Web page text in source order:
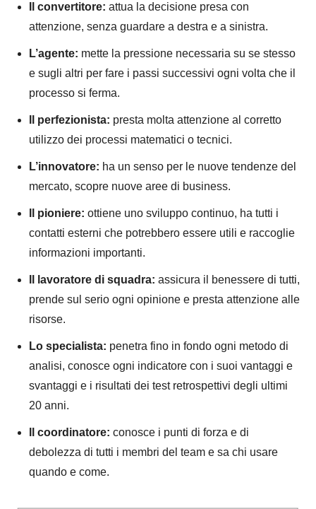
Il convertitore: attua la decisione presa con
attenzione, senza guardare a destra e a sinistra.
L’agente: mette la pressione necessaria su se stesso
e sugli altri per fare i passi successivi ogni volta che il
processo si ferma.
Il perfezionista: presta molta attenzione al corretto
utilizzo dei processi matematici o tecnici.
L’innovatore: ha un senso per le nuove tendenze del
mercato, scopre nuove aree di business.
Il pioniere: ottiene uno sviluppo continuo, ha tutti i
contatti esterni che potrebbero essere utili e raccoglie
informazioni importanti.
Il lavoratore di squadra: assicura il benessere di tutti,
prende sul serio ogni opinione e presta attenzione alle
risorse.
Lo specialista: penetra fino in fondo ogni metodo di
analisi, conosce ogni indicatore con i suoi vantaggi e
svantaggi e i risultati dei test retrospettivi degli ultimi
20 anni.
Il coordinatore: conosce i punti di forza e di
debolezza di tutti i membri del team e sa chi usare
quando e come.